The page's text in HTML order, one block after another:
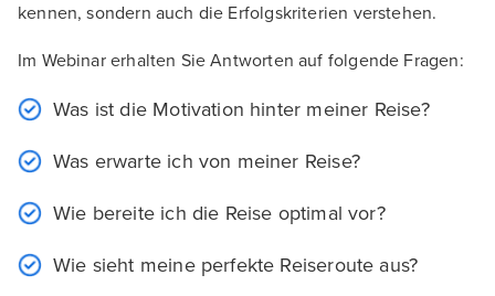
kennen, sondern auch die Erfolgskriterien verstehen.
Im Webinar erhalten Sie Antworten auf folgende Fragen:
Was ist die Motivation hinter meiner Reise?
Was erwarte ich von meiner Reise?
Wie bereite ich die Reise optimal vor?
Wie sieht meine perfekte Reiseroute aus?